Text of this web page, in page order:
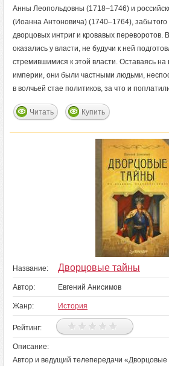
Анны Леопольдовны (1718–1746) и
(Иоанна Антоновича) (1740–1764), забытого
дворцовых интриг и кровавых переворотов.
оказались у власти, не будучи к ней
стремившимися к этой власти. Оставаясь
империи, они были частными людьми,
в волчьей стае политиков, за что и
Читать Купить
Название: Дворцовые тайны
Автор: Евгений Анисимов
Жанр: История
Рейтинг:
Описание:
Автор и ведущий телепередачи